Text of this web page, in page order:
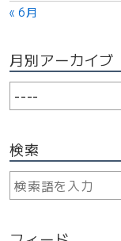
« 6月
月別アーカイブ
検索
ブ
ロ